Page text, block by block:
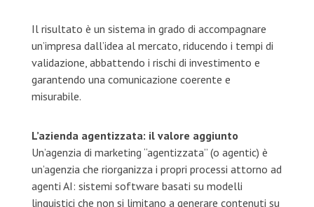
Il risultato è un sistema in grado di accompagnare
un’impresa dall’idea al mercato, riducendo i tempi di
validazione, abbattendo i rischi di investimento e
garantendo una comunicazione coerente e
misurabile.
L’azienda agentizzata: il valore aggiunto
Un’agenzia di marketing “agentizzata” (o agentic) è
un’agenzia che riorganizza i propri processi attorno ad
agenti AI: sistemi software basati su modelli
linguistici che non si limitano a generare contenuti su